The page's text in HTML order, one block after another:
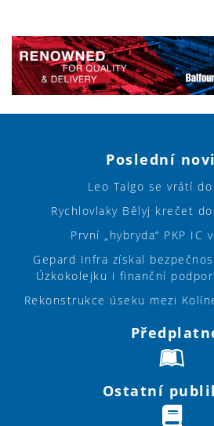
Poslední
Leo Talgo se vrátí
Rychlovlaky Bělyj krečet
První „hybryda“ PKP IC
Gepard Infra získal
Úzkokolejku i finanční
Rekonstrukce úseku mezi
Ostatní